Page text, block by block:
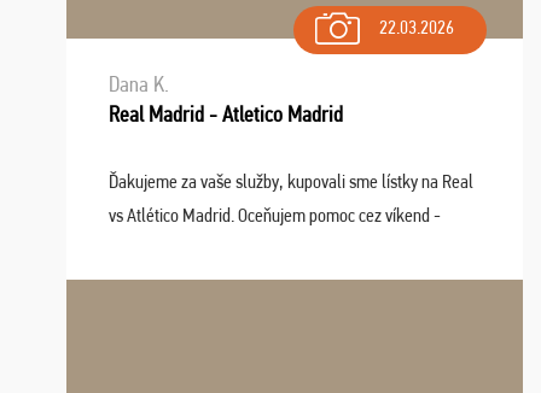
22.03.2026
Dana K.
Real Madrid - Atletico Madrid
Ďakujeme za vaše služby, kupovali sme lístky na Real
vs Atlético Madrid. Oceňujem pomoc cez víkend -
spokojnosti. Sedenie bolo dobré, štadión Barnabéu ...